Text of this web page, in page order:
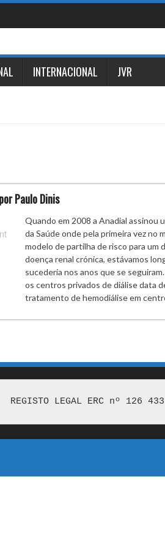
INTERNACIONAL JVR
Paulo Dinis
Quando em 2008 a Anadial assinou
da Saúde onde pela primeira vez no
modelo de partilha de risco para um
doença renal crónica, estávamos
sucederia nos anos que se
os centros privados de diálise data
tratamento de hemodiálise em
REGISTO LEGAL ERC nº 126 433